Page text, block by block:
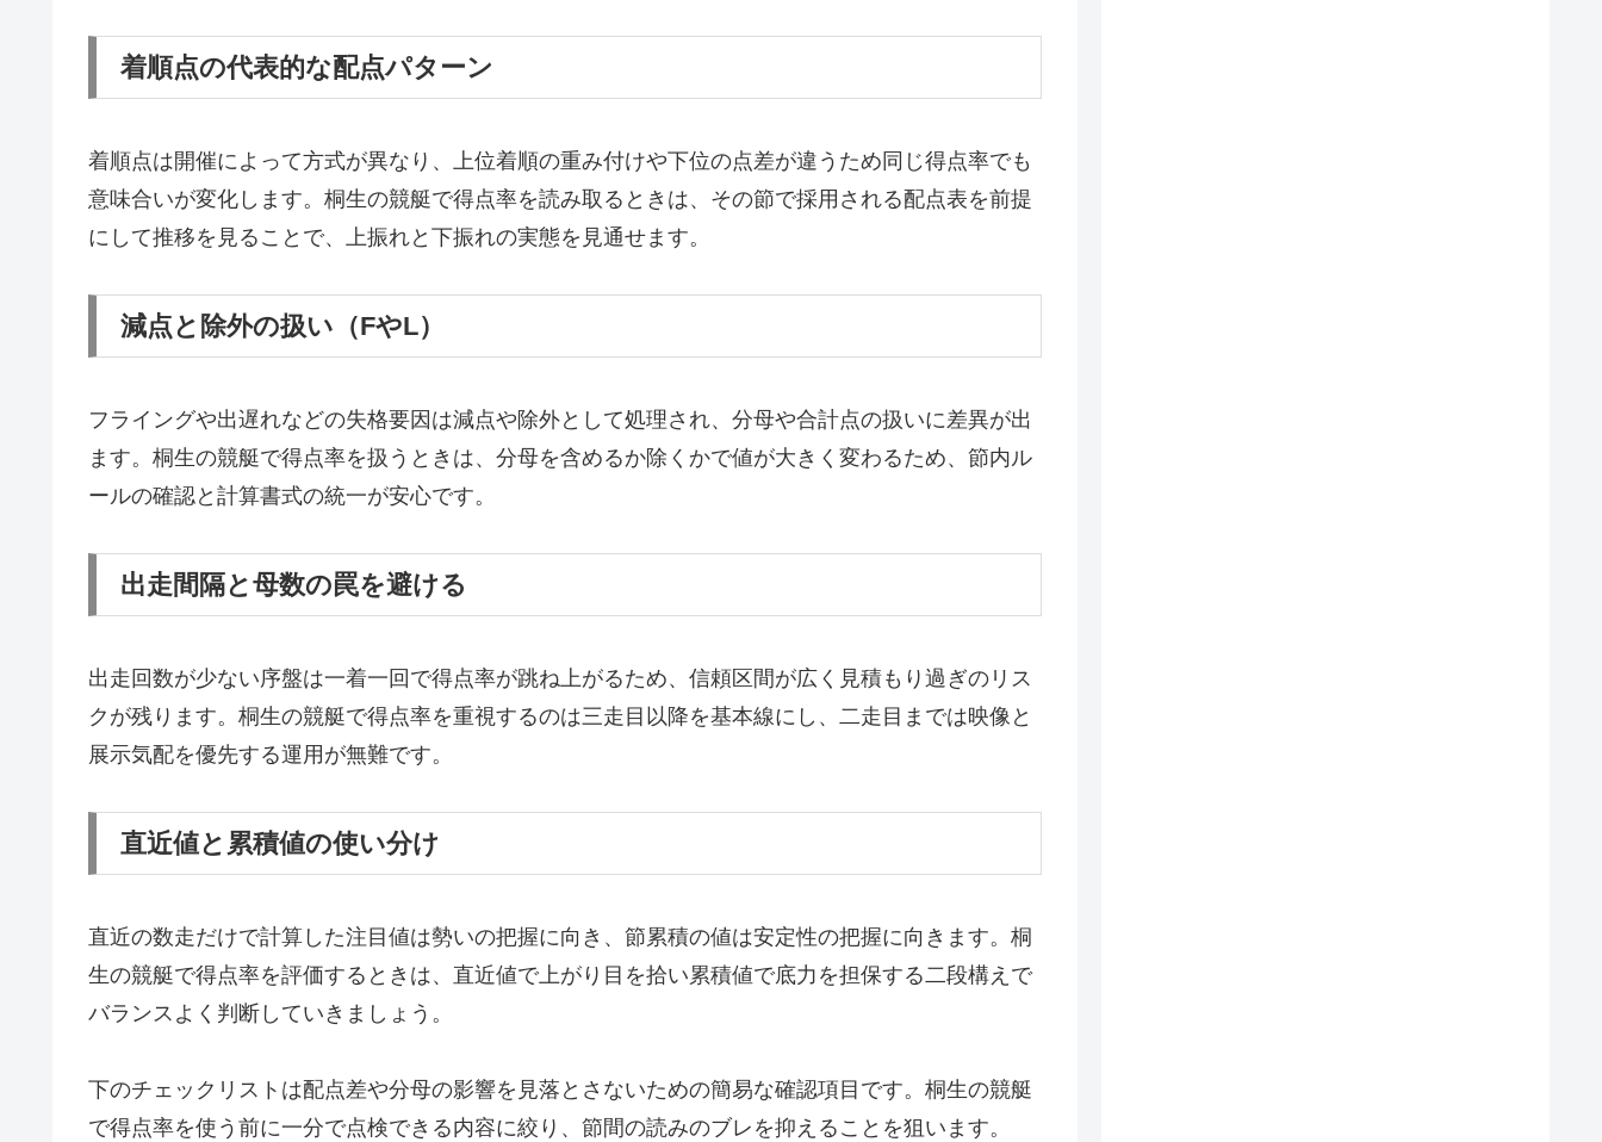
着順点の代表的な配点パターン
着順点は開催によって方式が異なり、上位着順の重み付けや下位の点差が違うため同じ得点率でも
意味合いが変化します。桐生の競艇で得点率を読み取るときは、その節で採用される配点表を前提
にして推移を見ることで、上振れと下振れの実態を見通せます。
減点と除外の扱い（FやL）
フライングや出遅れなどの失格要因は減点や除外として処理され、分母や合計点の扱いに差異が出
ます。桐生の競艇で得点率を扱うときは、分母を含めるか除くかで値が大きく変わるため、節内ル
ールの確認と計算書式の統一が安心です。
出走間隔と母数の罠を避ける
出走回数が少ない序盤は一着一回で得点率が跳ね上がるため、信頼区間が広く見積もり過ぎのリス
クが残ります。桐生の競艇で得点率を重視するのは三走目以降を基本線にし、二走目までは映像と
展示気配を優先する運用が無難です。
直近値と累積値の使い分け
直近の数走だけで計算した注目値は勢いの把握に向き、節累積の値は安定性の把握に向きます。桐
生の競艇で得点率を評価するときは、直近値で上がり目を拾い累積値で底力を担保する二段構えで
バランスよく判断していきましょう。
下のチェックリストは配点差や分母の影響を見落とさないための簡易な確認項目です。桐生の競艇
で得点率を使う前に一分で点検できる内容に絞り、節間の読みのブレを抑えることを狙います。